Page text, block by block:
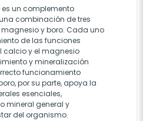
es un complemento
combinación de tres
y boro. Cada uno
de las funciones
calcio y el magnesio
y mineralización
funcionamiento
por su parte, apoya la
esenciales,
mineral general y
del organismo.